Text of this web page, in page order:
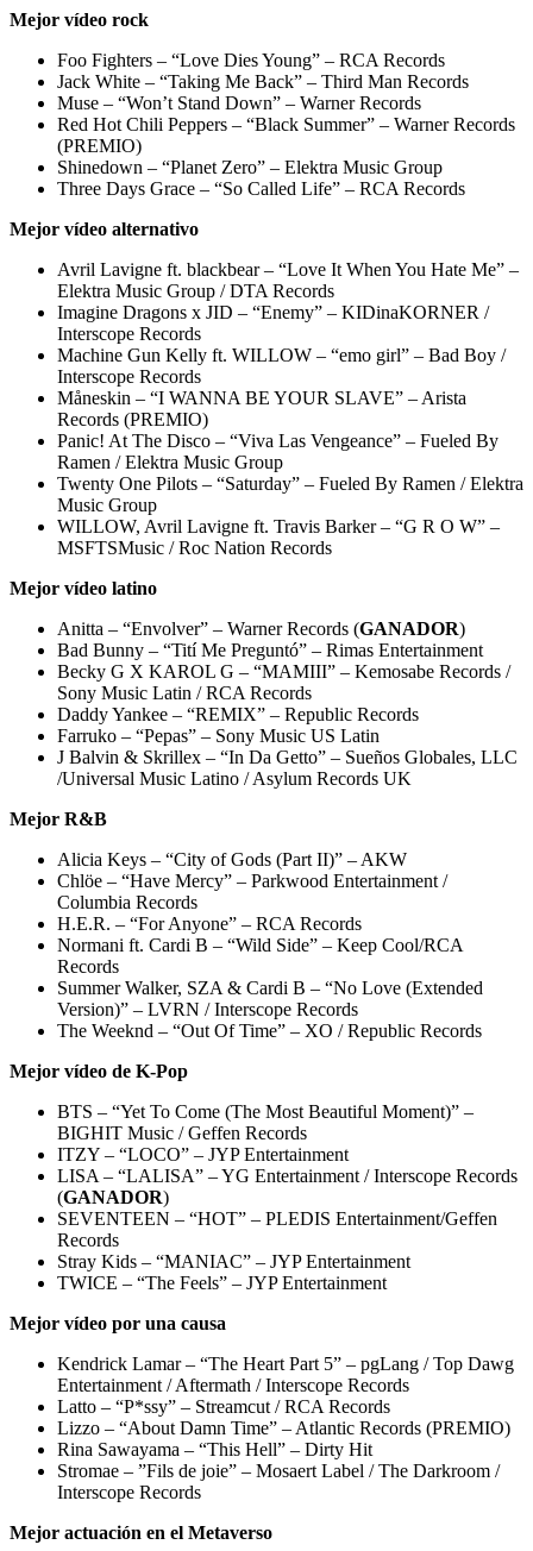
Mejor vídeo rock
Foo Fighters – “Love Dies Young” – RCA Records
Jack White – “Taking Me Back” – Third Man Records
Muse – “Won’t Stand Down” – Warner Records
Red Hot Chili Peppers – “Black Summer” – Warner Records
(PREMIO)
Shinedown – “Planet Zero” – Elektra Music Group
Three Days Grace – “So Called Life” – RCA Records
Mejor vídeo alternativo
Avril Lavigne ft. blackbear – “Love It When You Hate Me” –
Elektra Music Group / DTA Records
Imagine Dragons x JID – “Enemy” – KIDinaKORNER /
Interscope Records
Machine Gun Kelly ft. WILLOW – “emo girl” – Bad Boy /
Interscope Records
Måneskin – “I WANNA BE YOUR SLAVE” – Arista
Records (PREMIO)
Panic! At The Disco – “Viva Las Vengeance” – Fueled By
Ramen / Elektra Music Group
Twenty One Pilots – “Saturday” – Fueled By Ramen / Elektra
Music Group
WILLOW, Avril Lavigne ft. Travis Barker – “G R O W” –
MSFTSMusic / Roc Nation Records
Mejor vídeo latino
Anitta – “Envolver” – Warner Records (GANADOR)
Bad Bunny – “Tití Me Preguntó” – Rimas Entertainment
Becky G X KAROL G – “MAMIII” – Kemosabe Records /
Sony Music Latin / RCA Records
Daddy Yankee – “REMIX” – Republic Records
Farruko – “Pepas” – Sony Music US Latin
J Balvin & Skrillex – “In Da Getto” – Sueños Globales, LLC
/Universal Music Latino / Asylum Records UK
Mejor R&B
Alicia Keys – “City of Gods (Part II)” – AKW
Chlöe – “Have Mercy” – Parkwood Entertainment /
Columbia Records
H.E.R. – “For Anyone” – RCA Records
Normani ft. Cardi B – “Wild Side” – Keep Cool/RCA
Records
Summer Walker, SZA & Cardi B – “No Love (Extended
Version)” – LVRN / Interscope Records
The Weeknd – “Out Of Time” – XO / Republic Records
Mejor vídeo de K-Pop
BTS – “Yet To Come (The Most Beautiful Moment)” –
BIGHIT Music / Geffen Records
ITZY – “LOCO” – JYP Entertainment
LISA – “LALISA” – YG Entertainment / Interscope Records
(GANADOR)
SEVENTEEN – “HOT” – PLEDIS Entertainment/Geffen
Records
Stray Kids – “MANIAC” – JYP Entertainment
TWICE – “The Feels” – JYP Entertainment
Mejor vídeo por una causa
Kendrick Lamar – “The Heart Part 5” – pgLang / Top Dawg
Entertainment / Aftermath / Interscope Records
Latto – “P*ssy” – Streamcut / RCA Records
Lizzo – “About Damn Time” – Atlantic Records (PREMIO)
Rina Sawayama – “This Hell” – Dirty Hit
Stromae – ”Fils de joie” – Mosaert Label / The Darkroom /
Interscope Records
Mejor actuación en el Metaverso